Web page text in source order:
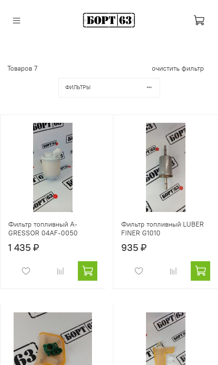
Товаров 7 очистить фильтр
ФИЛЬТРЫ
Фильтр топливный A-
GRESSOR 04AF-0050
1 435 ₽
Фильтр топливный LUBER
FINER G1010
935 ₽